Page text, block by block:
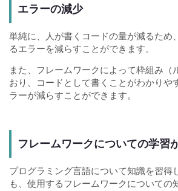
エラーの減少
単純に、人が書くコードの量が減るため
るエラーを減らすことができます。
また、フレームワークによって枠組み（
おり、コードとして書くことがわかりや
ラーが減らすことができます。
フレームワークについての学習
プログラミング言語について知識を習得
も、使用するフレームワークについての